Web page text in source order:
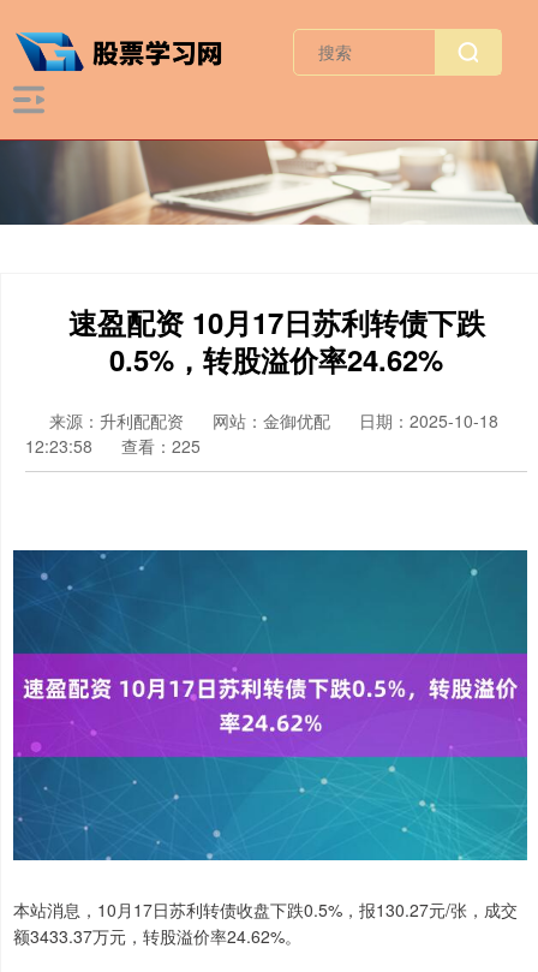
速盈配资 10月17日苏利转债下跌
0.5%，转股溢价率24.62%
来源：升利配配资 网站：金御优配
日期：2025-10-18
12:23:58
查看：225
本站消息，10月17日苏利转债收盘下跌0.5%，报130.27元/张，成交
额3433.37万元，转股溢价率24.62%。